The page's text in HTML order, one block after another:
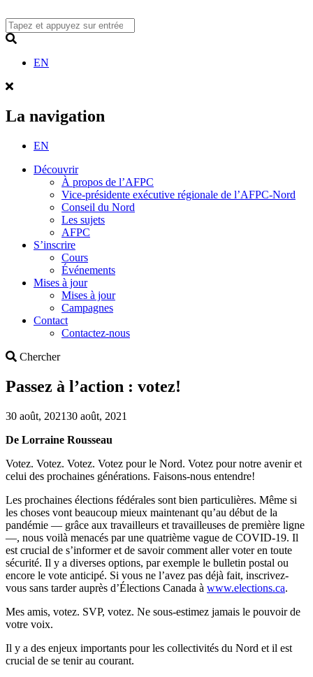
to
content
EN
La navigation
EN
Découvrir
À propos de l’AFPC
Vice-présidente exécutive régionale de l’AFPC-Nord
Conseil du Nord
Les sujets
AFPC
S’inscrire
Cours
Événements
Mises à jour
Mises à jour
Campagnes
Contact
Contactez-nous
ChercherSearch
Passez à l’action : votez!
30 août, 202130 août, 2021
De Lorraine Rousseau
Votez. Votez. Votez. Votez pour le Nord. Votez pour notre avenir et
celui des prochaines générations. Faisons-nous entendre!
Les prochaines élections fédérales sont bien particulières. Même si
les choses vont beaucoup mieux maintenant qu’au début de la
pandémie ― grâce aux travailleurs et travailleuses de première ligne
―, nous voilà menacés par une quatrième vague de COVID‑19. Il
est crucial de s’informer et de savoir comment aller voter en toute
sécurité. Il y a diverses options, par exemple le bulletin postal ou
encore le vote anticipé. Si vous ne l’avez pas déjà fait, inscrivez-
vous sans tarder auprès d’Élections Canada à www.elections.ca.
Mes amis, votez. SVP, votez. Ne sous-estimez jamais le pouvoir de
votre voix.
Il y a des enjeux importants pour les collectivités du Nord et il est
crucial de se tenir au courant.